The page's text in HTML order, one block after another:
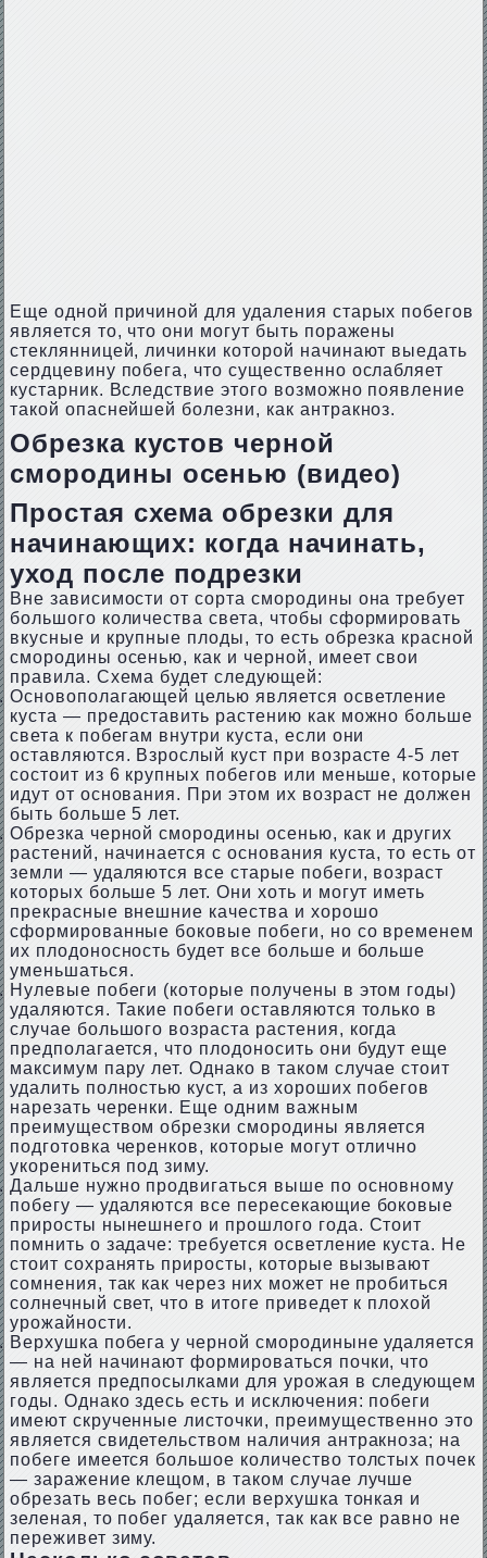
Еще одной причиной для удаления старых побегов
является то, что они могут быть поражены
стеклянницей, личинки которой начинают выедать
сердцевину побега, что существенно ослабляет
кустарник. Вследствие этого возможно появление
такой опаснейшей болезни, как антракноз.
Обрезка кустов черной
смородины осенью (видео)
Простая схема обрезки для
начинающих: когда начинать,
уход после подрезки
Вне зависимости от сорта смородины она требует
большого количества света, чтобы сформировать
вкусные и крупные плоды, то есть обрезка красной
смородины осенью, как и черной, имеет свои
правила. Схема будет следующей:
Основополагающей целью является осветление
куста — предоставить растению как можно больше
света к побегам внутри куста, если они
оставляются. Взрослый куст при возрасте 4-5 лет
состоит из 6 крупных побегов или меньше, которые
идут от основания. При этом их возраст не должен
быть больше 5 лет.
Обрезка черной смородины осенью, как и других
растений, начинается с основания куста, то есть от
земли — удаляются все старые побеги, возраст
которых больше 5 лет. Они хоть и могут иметь
прекрасные внешние качества и хорошо
сформированные боковые побеги, но со временем
их плодоносность будет все больше и больше
уменьшаться.
Нулевые побеги (которые получены в этом годы)
удаляются. Такие побеги оставляются только в
случае большого возраста растения, когда
предполагается, что плодоносить они будут еще
максимум пару лет. Однако в таком случае стоит
удалить полностью куст, а из хороших побегов
нарезать черенки. Еще одним важным
преимуществом обрезки смородины является
подготовка черенков, которые могут отлично
укорениться под зиму.
Дальше нужно продвигаться выше по основному
побегу — удаляются все пересекающие боковые
приросты нынешнего и прошлого года. Стоит
помнить о задаче: требуется осветление куста. Не
стоит сохранять приросты, которые вызывают
сомнения, так как через них может не пробиться
солнечный свет, что в итоге приведет к плохой
урожайности.
Верхушка побега у черной смородиныне удаляется
— на ней начинают формироваться почки, что
является предпосылками для урожая в следующем
годы. Однако здесь есть и исключения: побеги
имеют скрученные листочки, преимущественно это
является свидетельством наличия антракноза; на
побеге имеется большое количество толстых почек
— заражение клещом, в таком случае лучше
обрезать весь побег; если верхушка тонкая и
зеленая, то побег удаляется, так как все равно не
переживет зиму.